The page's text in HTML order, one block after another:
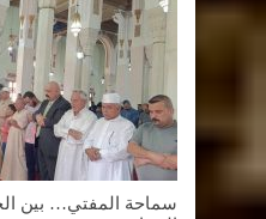
سماحة المفتي… بين